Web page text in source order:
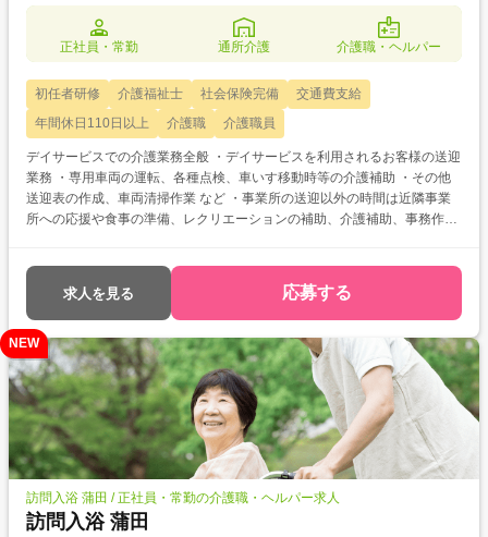
正社員・常勤 通所介護 介護職・ヘルパー
初任者研修 介護福祉士 社会保険完備
交通費支給
年間休日110日以上
介護職 介護職員
デイサービスでの介護業務全般 ・デイサービスを利用されるお客様の送迎
業務 ・専用車両の運転、各種点検、車いす移動時等の介護補助 ・その他
送迎表の作成、車両清掃作業 など ・事業所の送迎以外の時間は近隣事業
所への応援や食事の準備、レクリエーションの補助、介護補助、事務作業
求人を見る 応募する
NEW
訪問入浴 蒲田 / 正社員・常勤の介護職・ヘルパー求人
訪問入浴 蒲田